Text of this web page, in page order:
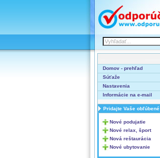
Domov - prehľad
Súťaže
Nastavenia
Informácie na e-mail
Pridajte Vaše obľúbené
Nové podujatie
Nové relax, šport
Nová reštaurácia
Nové ubytovanie